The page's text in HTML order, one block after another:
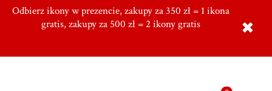
Odbierz ikony w prezencie, zakupy za 350 zł = 1 ikona
gratis, zakupy za 500 zł = 2 ikony gratis
Tworzymy od ponad 10 lat w Ręcznie, Ponad 5000
zadowolonych klientów,Dołącz do naszej grupy! ✖